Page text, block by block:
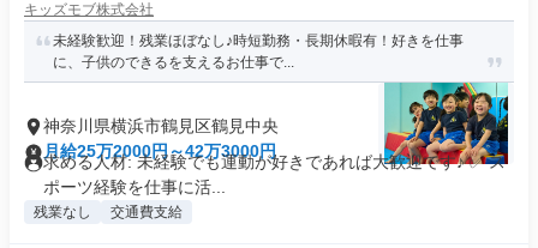
キッズモブ株式会社
未経験歓迎！残業ほぼなし♪時短勤務・長期休暇有！好きを仕事
に、子供のできるを支えるお仕事で...
神奈川県横浜市鶴見区鶴見中央
月給25万2000円～42万3000円
求める人材: 未経験でも運動が好きであれば大歓迎です♪ ✅ ス
ポーツ経験を仕事に活...
残業なし 交通費支給